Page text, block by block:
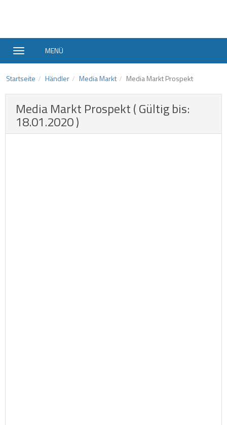
MENÜ
Startseite Händler Media Markt Media Markt Prospekt
Media Markt Prospekt ( Gültig bis:
18.01.2020 )